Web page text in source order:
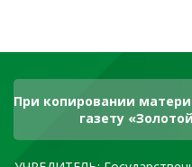
При копировании
газету